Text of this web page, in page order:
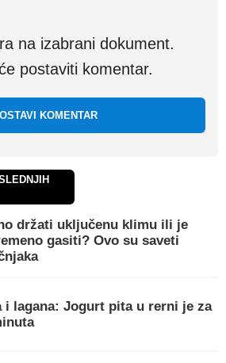
na izabrani dokument.
postaviti komentar.
OSTAVI KOMENTAR
držati uključenu klimu ili je
gasiti? Ovo su saveti
i lagana: Jogurt pita u rerni je za